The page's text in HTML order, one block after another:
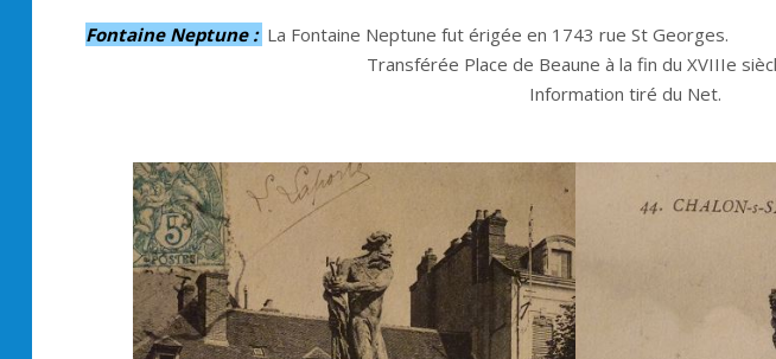
Fontaine Neptune : La Fontaine Neptune fut érigée en 1743
Transférée Place de Beaune à la fin
Information tiré du